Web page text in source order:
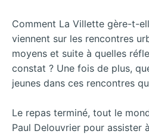
Comment La Villette gère-t-
viennent sur les rencontres
moyens et suite à quelles
constat ? Une fois de plus,
jeunes dans ces rencontres
Le repas terminé, tout le
Paul Delouvrier pour assister